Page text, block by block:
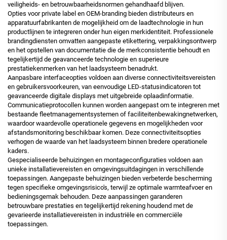
veiligheids- en betrouwbaarheidsnormen gehandhaafd blijven.
Opties voor private label en OEM-branding bieden distributeurs en
apparatuurfabrikanten de mogelijkheid om de laadtechnologie in hun
productlijnen te integreren onder hun eigen merkidentiteit. Professionele
brandingdiensten omvatten aangepaste etikettering, verpakkingsontwerp
en het opstellen van documentatie die de merkconsistentie behoudt en
tegelijkertijd de geavanceerde technologie en superieure
prestatiekenmerken van het laadsysteem benadrukt.
Aanpasbare interfaceopties voldoen aan diverse connectiviteitsvereisten
en gebruikersvoorkeuren, van eenvoudige LED-statusindicatoren tot
geavanceerde digitale displays met uitgebreide oplaadinformatie.
Communicatieprotocollen kunnen worden aangepast om te integreren met
bestaande fleetmanagementsystemen of faciliteitenbewakingnetwerken,
waardoor waardevolle operationele gegevens en mogelijkheden voor
afstandsmonitoring beschikbaar komen. Deze connectiviteitsopties
verhogen de waarde van het laadsysteem binnen bredere operationele
kaders.
Gespecialiseerde behuizingen en montageconfiguraties voldoen aan
unieke installatievereisten en omgevingsuitdagingen in verschillende
toepassingen. Aangepaste behuizingen bieden verbeterde bescherming
tegen specifieke omgevingsrisico's, terwijl ze optimale warmteafvoer en
bedieningsgemak behouden. Deze aanpassingen garanderen
betrouwbare prestaties en tegelijkertijd rekening houdend met de
gevarieerde installatievereisten in industriële en commerciële
toepassingen.